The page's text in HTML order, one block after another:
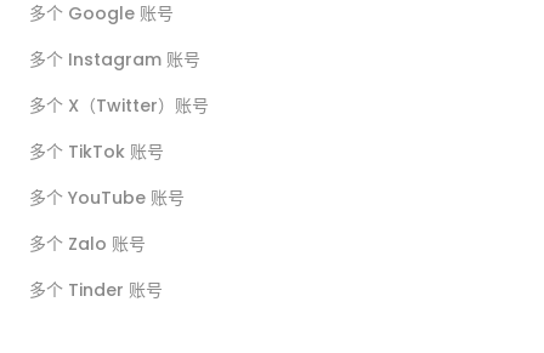
多个 Google 账号
多个 Instagram 账号
多个 X（Twitter）账号
多个 TikTok 账号
多个 YouTube 账号
多个 Zalo 账号
多个 Tinder 账号